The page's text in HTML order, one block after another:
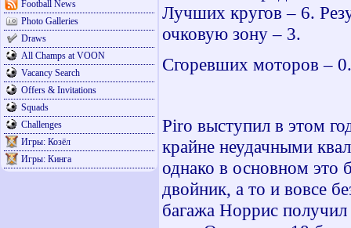
Football News
Photo Galleries
Draws
All Champs at VOON
Vacancy Search
Offers & Invitations
Squads
Challenges
Игры: Козёл
Игры: Кинга
Лучших кругов – 6.
очковую зону – 3.
Сгоревших моторов –
Piro выступил в этом
крайне неудачными
однако в основном это
двойник, а то и вовсе
багажа Норрис получил